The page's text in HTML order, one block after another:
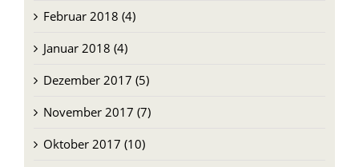
Februar 2018 (4)
Januar 2018 (4)
Dezember 2017 (5)
November 2017 (7)
Oktober 2017 (10)